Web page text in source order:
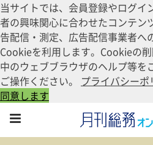
当サイトでは、会員登録やログイ
者の興味関心に合わせたコンテン
告配信・測定、広告配信事業者へ
Cookieを利用します。Cookieの
中のウェブブラウザのヘルプ等を
ご操作ください。 プライバシーポ
同意します